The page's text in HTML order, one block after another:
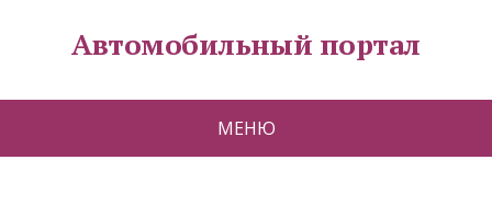
Автомобильный портал
МЕНЮ